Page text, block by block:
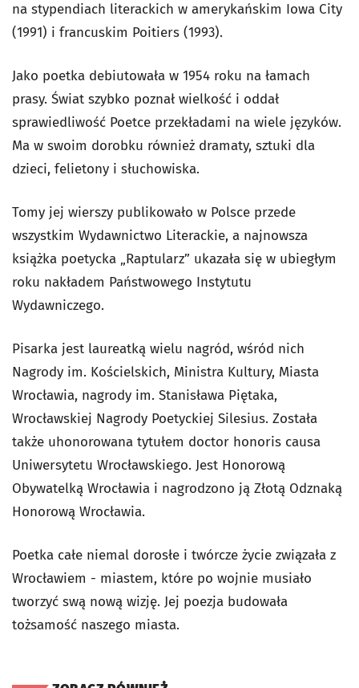
na stypendiach literackich w amerykańskim Iowa City
(1991) i francuskim Poitiers (1993).
Jako poetka debiutowała w 1954 roku na łamach
prasy. Świat szybko poznał wielkość i oddał
sprawiedliwość Poetce przekładami na wiele języków.
Ma w swoim dorobku również dramaty, sztuki dla
dzieci, felietony i słuchowiska.
Tomy jej wierszy publikowało w Polsce przede
wszystkim Wydawnictwo Literackie, a najnowsza
książka poetycka „Raptularz” ukazała się w ubiegłym
roku nakładem Państwowego Instytutu
Wydawniczego.
Pisarka jest laureatką wielu nagród, wśród nich
Nagrody im. Kościelskich, Ministra Kultury, Miasta
Wrocławia, nagrody im. Stanisława Piętaka,
Wrocławskiej Nagrody Poetyckiej Silesius. Została
także uhonorowana tytułem doctor honoris causa
Uniwersytetu Wrocławskiego. Jest Honorową
Obywatelką Wrocławia i nagrodzono ją Złotą Odznaką
Honorową Wrocławia.
Poetka całe niemal dorosłe i twórcze życie związała z
Wrocławiem - miastem, które po wojnie musiało
tworzyć swą nową wizję. Jej poezja budowała
tożsamość naszego miasta.